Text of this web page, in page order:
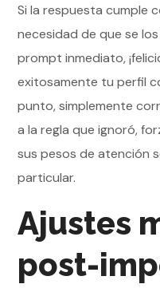
Si la respuesta cumple
necesidad de que se
prompt inmediato,
exitosamente tu perfil
punto, simplemente
a la regla que ignoró,
sus pesos de atención
particular.
Ajustes
post-